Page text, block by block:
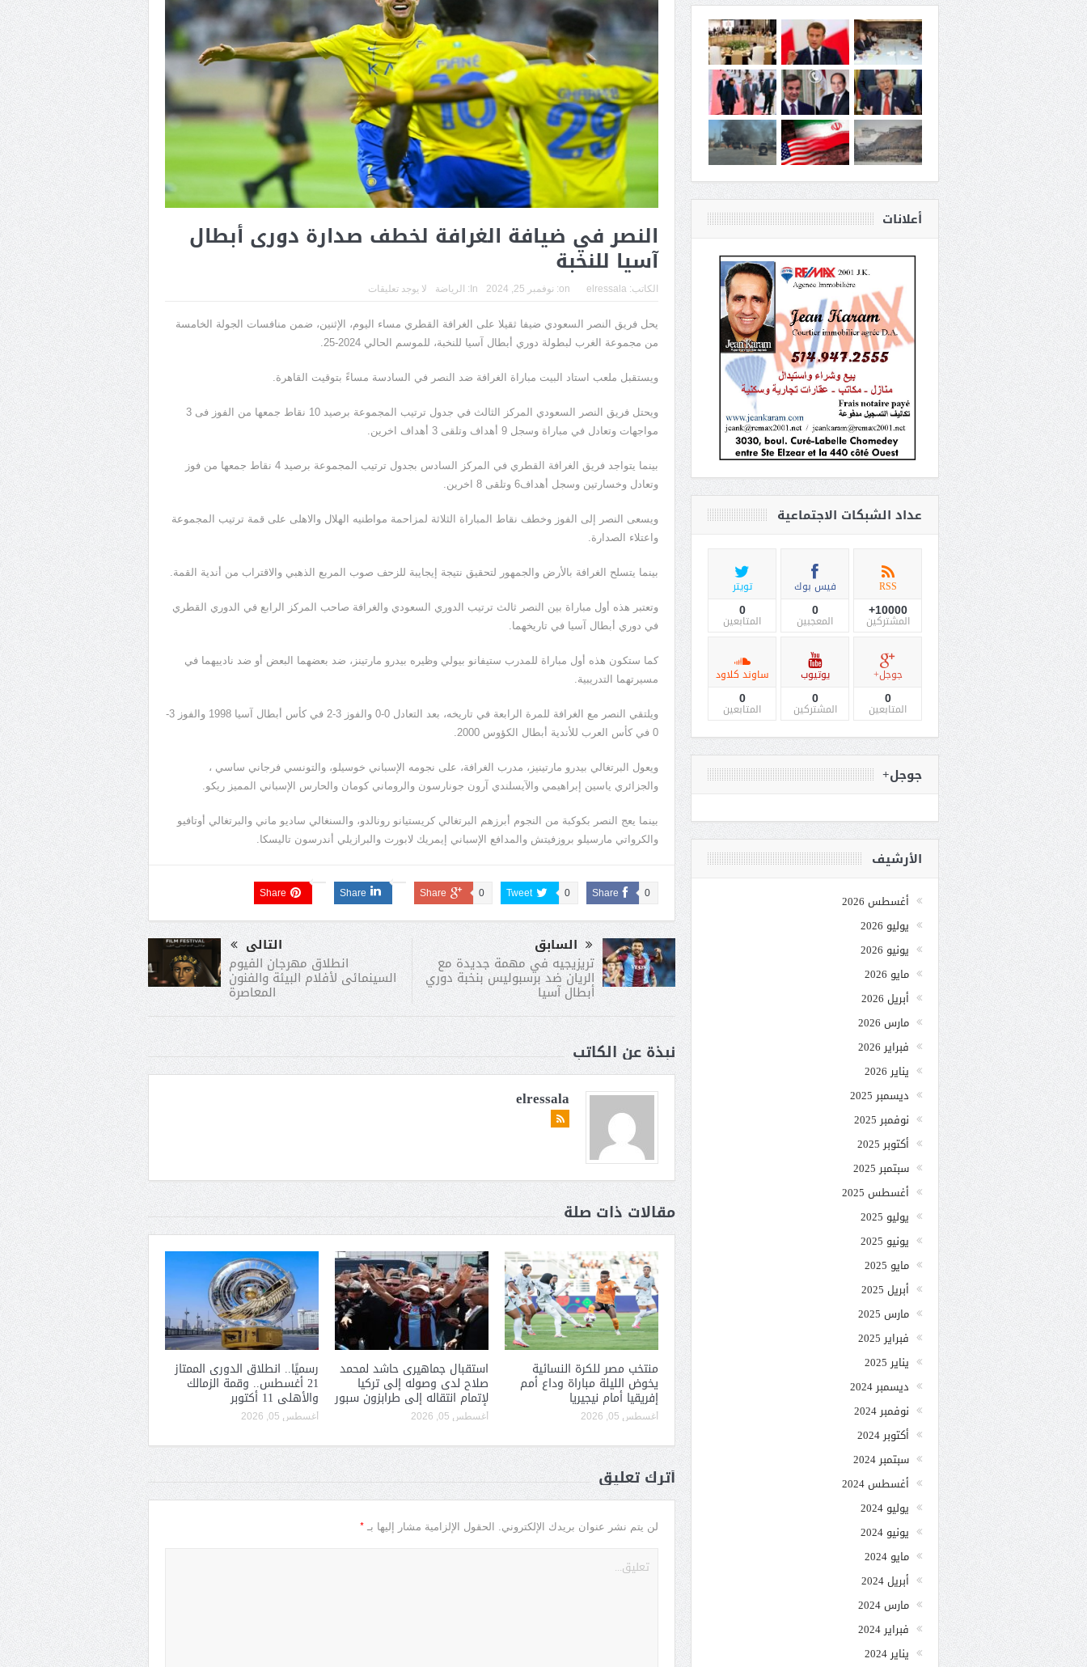
النصر في ضيافة الغرافة لخطف صدارة دورى أبطال
آسيا للنخبة
الكاتب: elressala
on: نوفمبر 25, 2024 In: الرياضة لا يوجد تعليقات
يحل فريق النصر السعودي ضيفا ثقيلا على الغرافة القطري مساء اليوم، الإثنين، ضمن منافسات الجولة الخامسة
من مجموعة الغرب لبطولة دوري أبطال آسيا للنخبة، للموسم الحالي 2024-25.
ويستقبل ملعب استاد البيت مباراة الغرافة ضد النصر في السادسة مساءً بتوقيت القاهرة.
ويحتل فريق النصر السعودي المركز الثالث في جدول ترتيب المجموعة برصيد 10 نقاط جمعها من الفوز فى 3
مواجهات وتعادل في مباراة وسجل 9 أهداف وتلقى 3 أهداف اخرين.
بينما يتواجد فريق الغرافة القطري في المركز السادس بجدول ترتيب المجموعة برصيد 4 نقاط جمعها من فوز
وتعادل وخسارتين وسجل أهداف6 وتلقى 8 اخرين.
ويسعى النصر إلى الفوز وخطف نقاط المباراة الثلاثة لمزاحمة مواطنيه الهلال والاهلى على قمة ترتيب المجموعة
واعتلاء الصدارة.
بينما يتسلح الغرافة بالأرض والجمهور لتحقيق نتيجة إيجايبة للزحف صوب المربع الذهبي والاقتراب من أندية القمة.
وتعتبر هذه أول مباراة بين النصر ثالث ترتيب الدوري السعودي والغرافة صاحب المركز الرابع في الدوري القطري
في دوري أبطال آسيا في تاريخهما.
كما ستكون هذه أول مباراة للمدرب ستيفانو بيولي وظيره بيدرو مارتينز، ضد بعضهما البعض أو ضد نادييهما في
مسيرتهما التدريبية.
ويلتقي النصر مع الغرافة للمرة الرابعة في تاريخه، بعد التعادل 0-0 والفوز 3-2 في كأس أبطال آسيا 1998 والفوز 3-
0 في كأس العرب للأندية أبطال الكؤوس 2000.
ويعول البرتغالي بيدرو مارتينيز، مدرب الغرافة، على نجومه الإسباني خوسيلو، والتونسي فرجاني ساسي ،
والجزائري ياسين إبراهيمي والآيسلندي آرون جونارسون والروماني كومان والحارس الإسباني المميز ريكو.
بينما يعج النصر بكوكبة من النجوم أبرزهم البرتغالي كريستيانو رونالدو، والسنغالي ساديو ماني والبرتغالي أوتافيو
والكرواتي مارسيلو بروزفيتش والمدافع الإسباني إيمريك لابورت والبرازيلي أندرسون تاليسكا.
Share 0
Tweet 0
Share 0
Share
Share
السابق
تريزيجيه في مهمة جديدة مع
الريان ضد برسبوليس بنخبة دوري
أبطال آسيا
التالى
انطلاق مهرجان الفيوم
السينمائى لأفلام البيئة والفنون
المعاصرة
نبذة عن الكاتب
elressala
مقالات ذات صلة
منتخب مصر للكرة النسائية
يخوض الليلة مباراة وداع أمم
إفريقيا أمام نيجيريا
أغسطس 05, 2026
استقبال جماهيرى حاشد لمحمد
صلاح لدى وصوله إلى تركيا
لإتمام انتقاله إلى طرابزون سبور
أغسطس 05, 2026
رسميًا.. انطلاق الدورى الممتاز
21 أغسطس.. وقمة الزمالك
والأهلى 11 أكتوبر
أغسطس 05, 2026
أترك تعليق
لن يتم نشر عنوان بريدك الإلكتروني. الحقول الإلزامية مشار إليها بـ *
أعلانات
عداد الشبكات الاجتماعية
RSS
10000+
المشتركين
فيس بوك
0
المعجبين
تويتر
0
المتابعين
جوجل+
0
المتابعين
يوتيوب
0
المشتركين
ساوند كلاود
0
المتابعين
جوجل+
الأرشيف
أغسطس 2026
يوليو 2026
يونيو 2026
مايو 2026
أبريل 2026
مارس 2026
فبراير 2026
يناير 2026
ديسمبر 2025
نوفمبر 2025
أكتوبر 2025
سبتمبر 2025
أغسطس 2025
يوليو 2025
يونيو 2025
مايو 2025
أبريل 2025
مارس 2025
فبراير 2025
يناير 2025
ديسمبر 2024
نوفمبر 2024
أكتوبر 2024
سبتمبر 2024
أغسطس 2024
يوليو 2024
يونيو 2024
مايو 2024
أبريل 2024
مارس 2024
فبراير 2024
يناير 2024